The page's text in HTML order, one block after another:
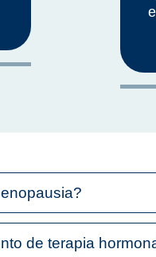
de terapia